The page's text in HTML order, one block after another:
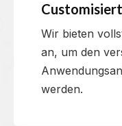
Wir bieten
an, um den
werden.